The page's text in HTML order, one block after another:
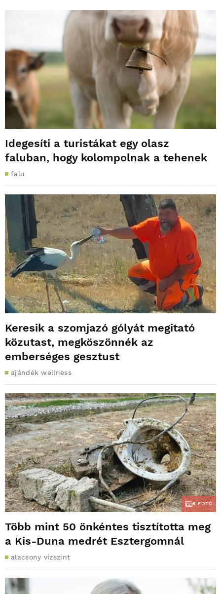
Idegesíti a turistákat egy olasz
faluban, hogy kolompolnak a tehenek
falu
Keresik a szomjazó gólyát megitató
közutast, megköszönnék az
emberséges gesztust
ajándék wellness
6 FOTÓ
Több mint 50 önkéntes tisztította meg
a Kis-Duna medrét Esztergomnál
alacsony vízszint